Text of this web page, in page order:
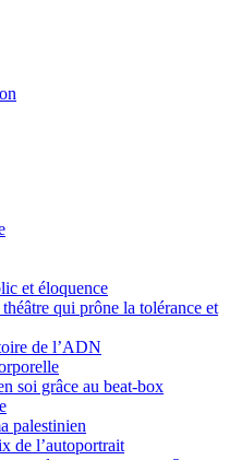
et éloquence
qui prône la tolérance et
de l’ADN
soi grâce au beat-box
palestinien
de l’autoportrait